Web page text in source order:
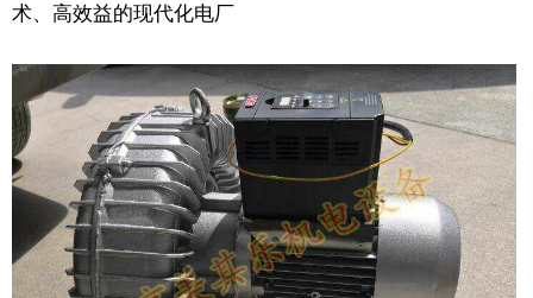
术、高效益的现代化电厂